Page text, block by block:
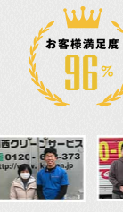
お客様満足度